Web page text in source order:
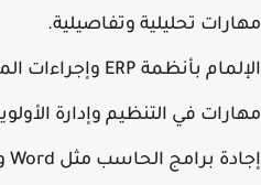
مهارات تحليلية وتفاصيلية.
الإلمام بأنظمة ERP وإجراءات المحاسبة.
مهارات في التنظيم وإدارة
إجادة برامج الحاسب مثل Word وExcel وPowerPoint.